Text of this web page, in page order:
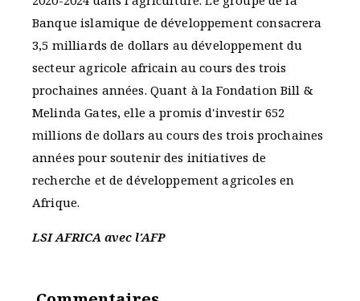
Banque islamique de développement consacrera
3,5 milliards de dollars au développement du
secteur agricole africain au cours des trois
prochaines années. Quant à la Fondation Bill &
Melinda Gates, elle a promis d'investir 652
millions de dollars au cours des trois prochaines
années pour soutenir des initiatives de
recherche et de développement agricoles en
Afrique.
LSI AFRICA avec l'AFP